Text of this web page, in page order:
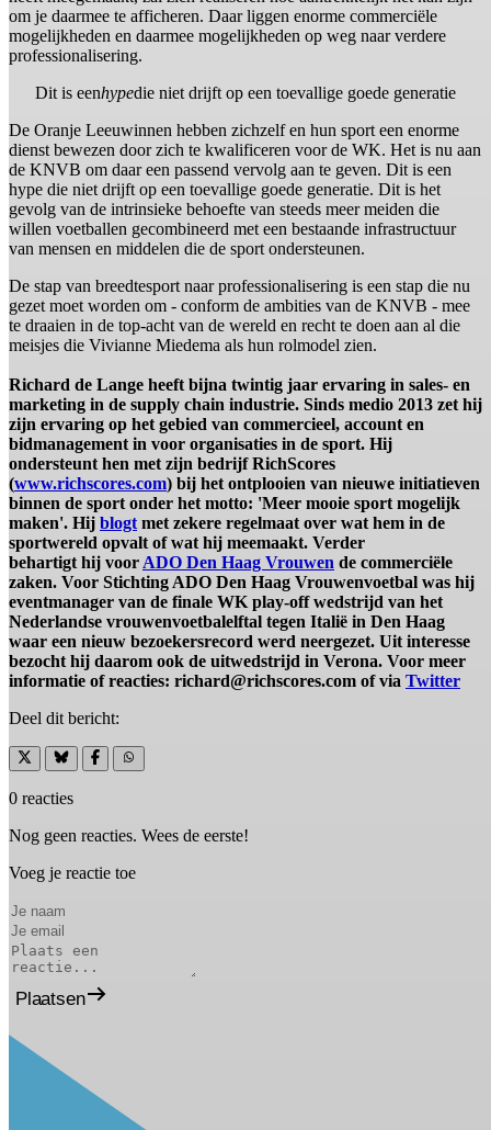
om je daarmee te afficheren. Daar liggen enorme commerciële
mogelijkheden en daarmee mogelijkheden op weg naar verdere
professionalisering.
Dit is eenhypedie niet drijft op een toevallige goede generatie
De Oranje Leeuwinnen hebben zichzelf en hun sport een enorme
dienst bewezen door zich te kwalificeren voor de WK. Het is nu aan
de KNVB om daar een passend vervolg aan te geven. Dit is een
hype die niet drijft op een toevallige goede generatie. Dit is het
gevolg van de intrinsieke behoefte van steeds meer meiden die
willen voetballen gecombineerd met een bestaande infrastructuur
van mensen en middelen die de sport ondersteunen.
De stap van breedtesport naar professionalisering is een stap die nu
gezet moet worden om - conform de ambities van de KNVB - mee
te draaien in de top-acht van de wereld en recht te doen aan al die
meisjes die Vivianne Miedema als hun rolmodel zien.
Richard de Lange heeft bijna twintig jaar ervaring in sales- en
marketing in de supply chain industrie. Sinds medio 2013 zet hij
zijn ervaring op het gebied van commercieel, account en
bidmanagement in voor organisaties in de sport. Hij
ondersteunt hen met zijn bedrijf RichScores
(www.richscores.com) bij het ontplooien van nieuwe initiatieven
binnen de sport onder het motto: 'Meer mooie sport mogelijk
maken'. Hij blogtmet zekere regelmaat over wat hem in de
sportwereld opvalt of wat hij meemaakt. Verder
behartigt hij voorADO Den Haag Vrouwen de commerciële
zaken. Voor Stichting ADO Den Haag Vrouwenvoetbal was hij
eventmanager van de finale WK play-off wedstrijd van het
Nederlandse vrouwenvoetbalelftal tegen Italië in Den Haag
waar een nieuw bezoekersrecord werd neergezet. Uit interesse
bezocht hij daarom ook de uitwedstrijd in Verona. Voor meer
informatie of reacties: richard@richscores.com of via Twitter
Deel dit bericht:
0 reacties
Nog geen reacties. Wees de eerste!
Voeg je reactie toe
Plaatsen